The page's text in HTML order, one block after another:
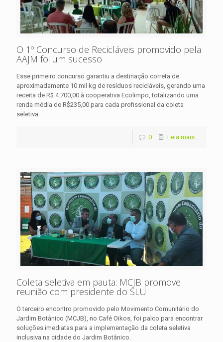
O 1º Concurso de Recicláveis promovido pela
AAJM foi um sucesso
Esse primeiro concurso garantiu a destinação correta de
aproximadamente 10 mil kg de resíduos recicláveis, gerando uma
receita de R$ 4.700,00 à cooperativa Ecolimpo, totalizando uma
renda média de R$235,00 para cada profissional da coleta
seletiva.
0 Leia mais...
Coleta seletiva em pauta: MCJB promove
reunião com presidente do SLU
O terceiro encontro promovido pelo Movimento Comunitário do
Jardim Botânico (MCJB), no Café Oikos, foi palco para encontrar
soluções imediatas para a implementação da coleta seletiva
inclusiva na cidade do Jardim Botânico.